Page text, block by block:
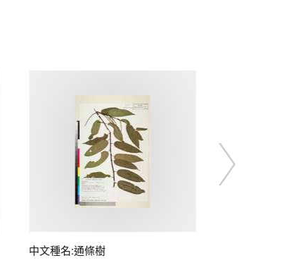
中文種名:通條樹